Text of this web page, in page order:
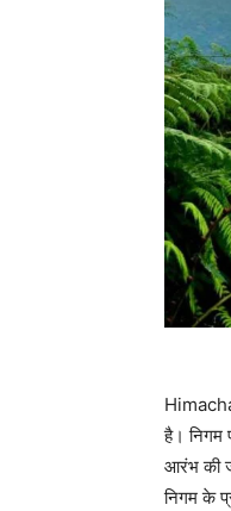
है। निगम
आरंभ की
निगम के